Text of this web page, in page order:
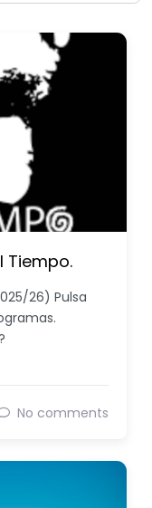
Tiempo.
26) Pulsa
No comments